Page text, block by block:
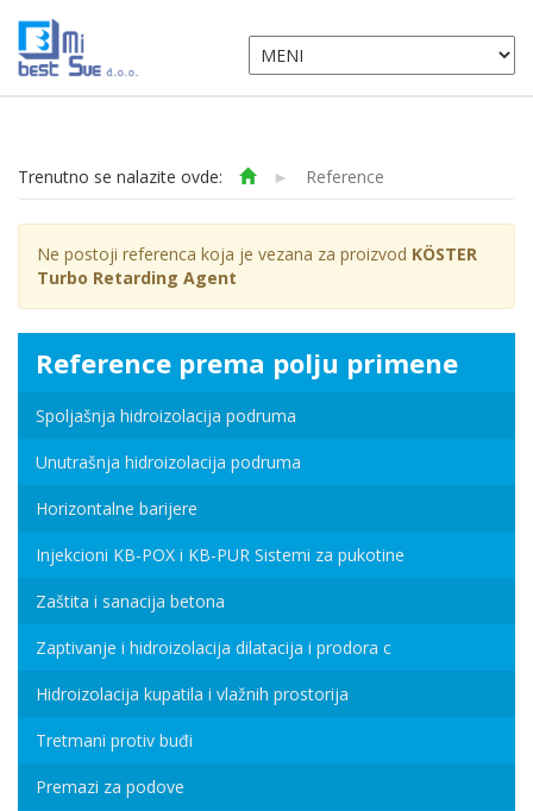
Trenutno se nalazite ovde: ► Reference
Ne postoji referenca koja je vezana za proizvod KÖSTER
Turbo Retarding Agent
Reference prema polju primene
Spoljašnja hidroizolacija podruma
Unutrašnja hidroizolacija podruma
Horizontalne barijere
Injekcioni KB-POX i KB-PUR Sistemi za pukotine
Zaštita i sanacija betona
Zaptivanje i hidroizolacija dilatacija i prodora c
Hidroizolacija kupatila i vlažnih prostorija
Tretmani protiv buđi
Premazi za podove